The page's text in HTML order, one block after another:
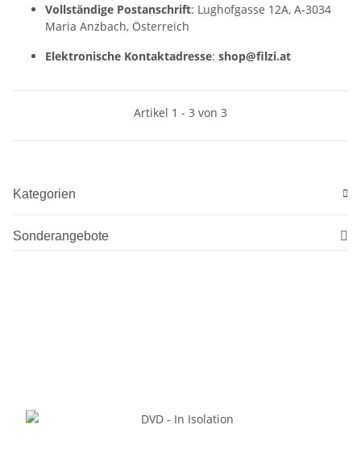
Vollständige Postanschrift: Lughofgasse 12A, A-3034
Maria Anzbach, Österreich
Elektronische Kontaktadresse: shop@filzi.at
Artikel 1 - 3 von 3
Kategorien
Sonderangebote